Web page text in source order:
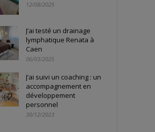
12/08/2025
J’ai testé un drainage
lymphatique Renata à
Caen
06/03/2025
J’ai suivi un coaching : un
accompagnement en
développement
personnel
30/12/2023